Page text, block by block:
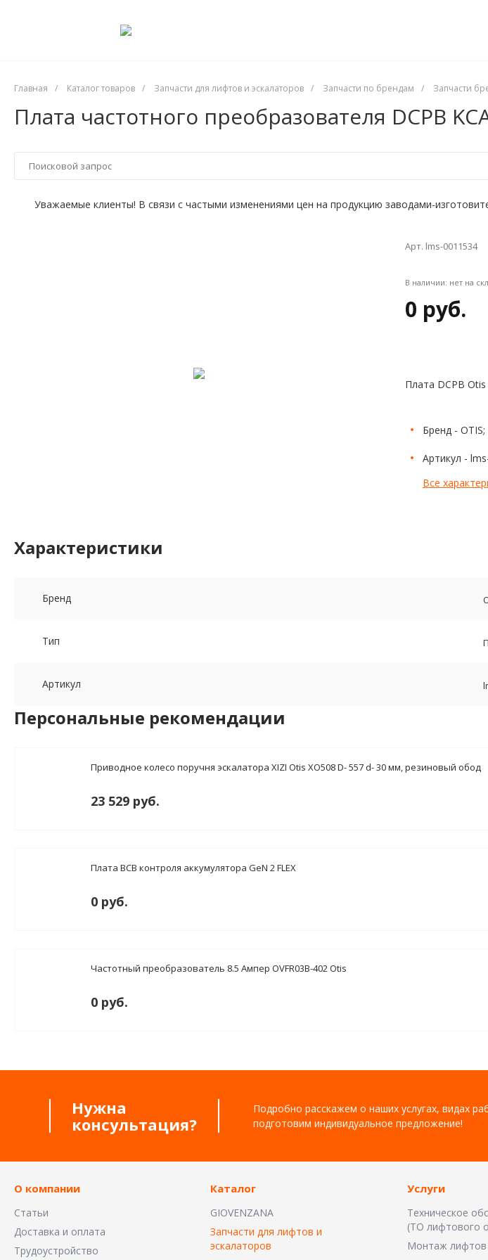
Главная / Каталог товаров / Запчасти для лифтов и эскалаторов / Запчасти по брендам / Запчасти
Плата частотного преобразователя DCPB
Уважаемые клиенты! В связи с частыми изменениями цен на продукцию заводами-
Арт. lms-0011534
В наличии: нет на
0 руб.
Плата DCPB Otis
Бренд - OTIS;
Артикул -
Все
Характеристики
Бренд
Тип
Артикул
Персональные рекомендации
Приводное колесо поручня эскалатора XIZI Otis XO508 D- 557 d- 30 мм, резиновый обод
23 529 руб.
Плата BCB контроля аккумулятора GeN 2 FLEX
0 руб.
Частотный преобразователь 8.5 Ампер OVFR03B-402 Otis
0 руб.
Нужна
консультация?
Подробно расскажем о наших услугах, видах
подготовим индивидуальное предложение!
О компании
Статьи
Доставка и оплата
Трудоустройство
Каталог
GIOVENZANA
Запчасти для лифтов и
эскалаторов
Услуги
Техническое
(ТО лифтового
Монтаж лифтов